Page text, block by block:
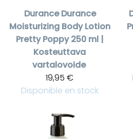
Durance Durance
Moisturizing Body Lotion
Pretty Poppy 250 ml |
Kosteuttava
vartalovoide
19,95 €
Disponible en stock